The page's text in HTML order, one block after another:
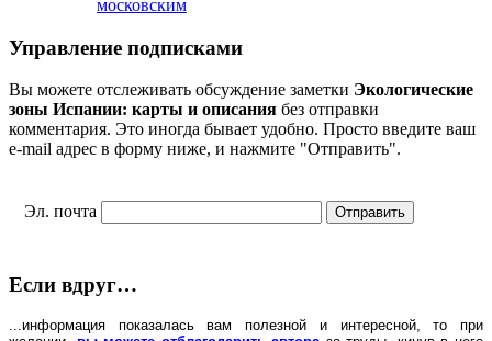
московским
Управление подписками
Вы можете отслеживать обсуждение заметки Экологические
зоны Испании: карты и описания без отправки
комментария. Это иногда бывает удобно. Просто введите ваш
e-mail адрес в форму ниже, и нажмите "Отправить".
Эл. почта
Если вдруг…
...информация показалась вам полезной и интересной, то при